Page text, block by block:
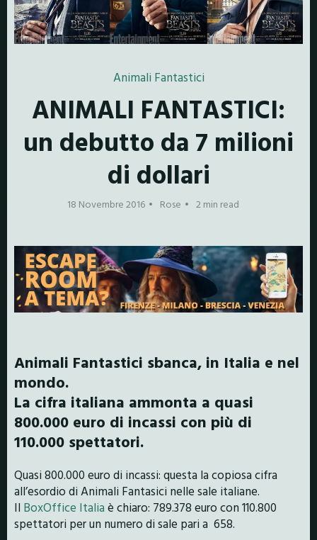
Animali Fantastici
ANIMALI FANTASTICI:
un debutto da 7 milioni
di dollari
18 Novembre 2016 Rose 2 min read
Animali Fantastici sbanca, in Italia e nel
mondo.
La cifra italiana ammonta a quasi
800.000 euro di incassi con più di
110.000 spettatori.
Quasi 800.000 euro di incassi: questa la copiosa cifra
all’esordio di Animali Fantasici nelle sale italiane.
Il BoxOffice Italia è chiaro: 789.378 euro con 110.800
spettatori per un numero di sale pari a 658.